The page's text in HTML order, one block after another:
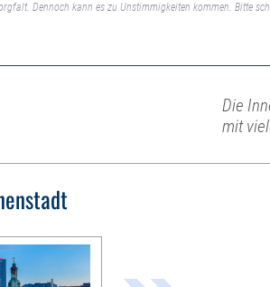
Dennoch kann es zu Unstimmigkeiten kommen. Bitte
Die
mit